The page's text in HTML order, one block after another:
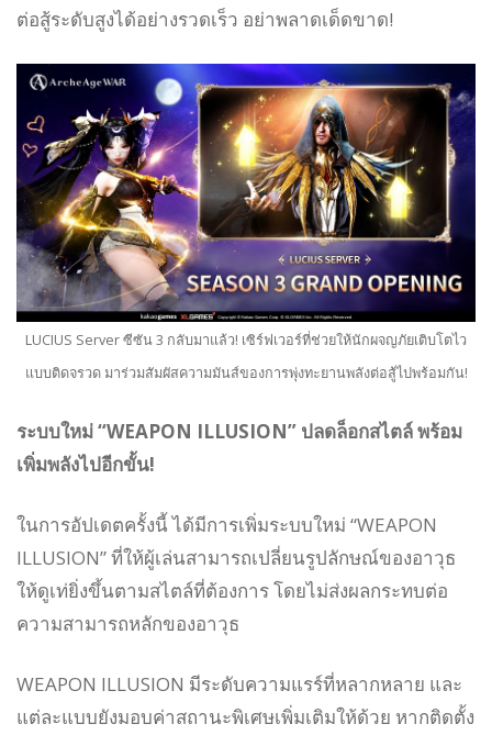
ต่อสู้ระดับสูงได้อย่างรวดเร็ว อย่าพลาดเด็ดขาด!
LUCIUS Server ซีซัน 3 กลับมาแล้ว! เซิร์ฟเวอร์ที่ช่วยให้นักผจญภัยเติบโตไว
แบบติดจรวด มาร่วมสัมผัสความมันส์ของการพุ่งทะยานพลังต่อสู้ไปพร้อมกัน!
ระบบใหม่ “WEAPON ILLUSION” ปลดล็อกสไตล์ พร้อม
เพิ่มพลังไปอีกขั้น!
ในการอัปเดตครั้งนี้ ได้มีการเพิ่มระบบใหม่ “WEAPON
ILLUSION” ที่ให้ผู้เล่นสามารถเปลี่ยนรูปลักษณ์ของอาวุธ
ให้ดูเท่ยิ่งขึ้นตามสไตล์ที่ต้องการ โดยไม่ส่งผลกระทบต่อ
ความสามารถหลักของอาวุธ
WEAPON ILLUSION มีระดับความแรร์ที่หลากหลาย และ
แต่ละแบบยังมอบค่าสถานะพิเศษเพิ่มเติมให้ด้วย หากติดตั้ง